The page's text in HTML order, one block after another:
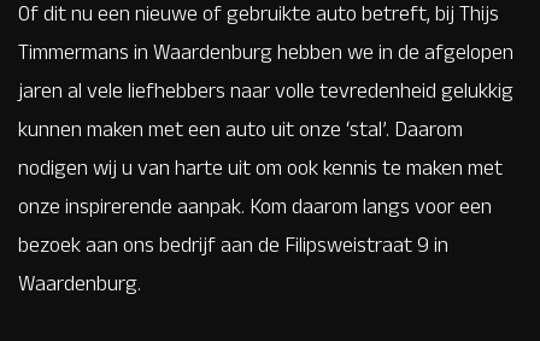
Of dit nu een nieuwe of gebruikte auto betreft, bij Thijs
Timmermans in Waardenburg hebben we in de afgelopen
jaren al vele liefhebbers naar volle tevredenheid gelukkig
kunnen maken met een auto uit onze ‘stal’. Daarom
nodigen wij u van harte uit om ook kennis te maken met
onze inspirerende aanpak. Kom daarom langs voor een
bezoek aan ons bedrijf aan de Filipsweistraat 9 in
Waardenburg.